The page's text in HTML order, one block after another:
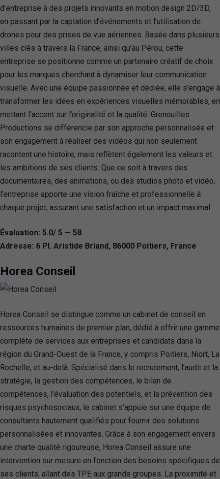
d’entreprise à des projets innovants en motion design 2D/3D,
en passant par la captation d’événements et l’utilisation de
drones pour des prises de vue aériennes. Basée dans plusieurs
villes clés à travers la France, ainsi qu’au Pérou, cette
entreprise se positionne comme un partenaire créatif de choix
pour les marques cherchant à dynamiser leur communication
visuelle. Avec une équipe passionnée et dédiée, elle s’engage à
transformer les idées en expériences visuelles mémorables, en
mettant l’accent sur l’originalité et la qualité. Grenouilles
Productions se différencie par son approche personnalisée et
son engagement à réaliser des vidéos qui non seulement
racontent une histoire, mais reflètent également les valeurs et
les ambitions de ses clients. Que ce soit à travers des
documentaires, des animations, ou des studios photo et vidéo,
l’entreprise apporte une vision fraîche et professionnelle à
chaque projet, assurant une satisfaction et un impact maximal.
Évaluation: 5.0/ 5 — 58
Adresse: 6 Pl. Aristide Briand, 86000 Poitiers, France
Horea Conseil
Horea Conseil se distingue comme un cabinet de conseil en
ressources humaines de premier plan, dédié à offrir une gamme
complète de services aux entreprises et candidats dans la
région du Grand-Ouest de la France, y compris Poitiers, Niort, La
Rochelle, et au-delà. Spécialisé dans le recrutement, l’audit et la
stratégie, la gestion des compétences, le bilan de
compétences, l’évaluation des potentiels, et la prévention des
risques psychosociaux, le cabinet s’appuie sur une équipe de
consultants hautement qualifiés pour fournir des solutions
personnalisées et innovantes. Grâce à son engagement envers
une charte qualité rigoureuse, Horea Conseil assure une
intervention sur mesure en fonction des besoins spécifiques de
ses clients, allant des TPE aux grands groupes. La proximité et